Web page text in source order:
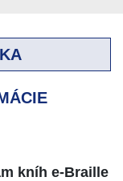
kníh e-Braille